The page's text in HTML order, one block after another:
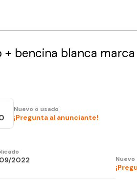
bencina blanca marca
Nuevo o usado
¡Pregunta al anunciante!
2022 Nuevo